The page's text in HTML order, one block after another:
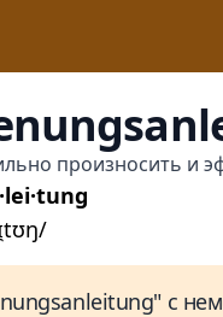
произносить и
с